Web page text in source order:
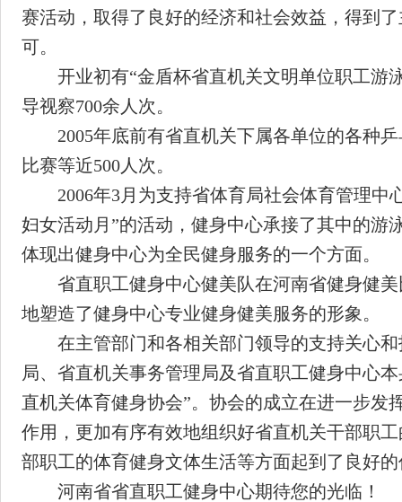
赛活动，取得了良好的经济和社会效益，得到
可。
开业初有“金盾杯省直机关文明单位职工游
导视察700余人次。
2005年底前有省直机关下属各单位的各种乒
比赛等近500人次。
2006年3月为支持省体育局社会体育管理中
妇女活动月”的活动，健身中心承接了其中的游
体现出健身中心为全民健身服务的一个方面。
省直职工健身中心健美队在河南省健身健美
地塑造了健身中心专业健身健美服务的形象。
在主管部门和各相关部门领导的支持关心和
局、省直机关事务管理局及省直职工健身中心
直机关体育健身协会”。协会的成立在进一步发
作用，更加有序有效地组织好省直机关干部职
部职工的体育健身文体生活等方面起到了良好
河南省省直职工健身中心期待您的光临！